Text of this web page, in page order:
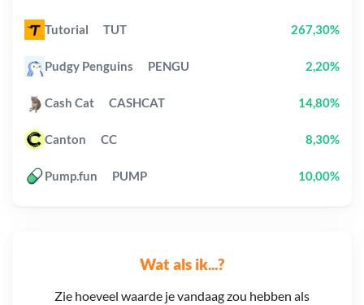
Wat als ik...?
Zie hoeveel waarde je vandaag zou hebben als
Tutorial TUT 267,30%
Pudgy Penguins PENGU 2,20%
Cash Cat CASHCAT 14,80%
Canton CC 8,30%
Pump.fun PUMP 10,00%